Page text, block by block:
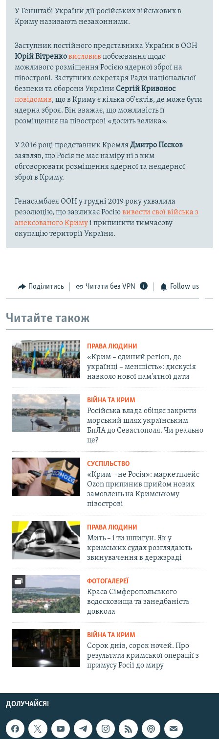
У Генштабі України дії російських військових в
Криму називають незаконними.
Заступник постійного представника України в ООН
Юрій Вітренковисловив побоювання щодо
можливого розміщення Росією ядерної зброї на
півострові. Заступник секретаря Ради національної
безпеки та оборони України Сергій Кривонос
повідомив, що в Криму є кілька об'єктів, де може бути
ядерна зброя. Він вважає, що можливість її
розміщення на півострові «досить велика».
У 2016 році представник КремляДмитро Пєсков
заявляв, що Росія не має наміру ні з ким
обговорювати розміщення ядерної та неядерної
зброї в Криму.
Генасамблея ООН у грудні 2019 року ухвалила
резолюцію, що закликає Росіювивести свої війська з
анексованого Кримуі припинити тимчасову
окупацію території України.
Поділитись Читати без VPN Follow us
Читайте також
ПРАВА ЛЮДИНИ
«Крим – єдиний регіон, де
українці – меншість»: дискусія
навколо нової пам'ятної дати
ВІЙНА ТА КРИМ
Російська влада обіцяє закрити
морський шлях українським
БпЛА до Севастополя. Чи реально
це?
СУСПІЛЬСТВО
«Крим – не Росія»: маркетплейс
Ozon припинив прийом нових
замовлень на Кримському
півострові
ПРАВА ЛЮДИНИ
Мить – і ти шпигун. Як у
кримських судах розглядають
звинувачення в держзраді
ФОТОГАЛЕРЕЇ
Краса Сімферопольського
водосховища та занедбаність
довкола
ВІЙНА ТА КРИМ
Сорок днів, сорок ночей. Про
результати кримської операції з
примусу Росії до миру
ДОЛУЧАЙСЯ!